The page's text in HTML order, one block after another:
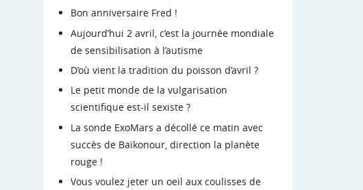
Bon anniversaire Fred !
Aujourd’hui 2 avril, c’est la journée mondiale
de sensibilisation à l’autisme
D’où vient la tradition du poisson d’avril ?
Le petit monde de la vulgarisation
scientifique est-il sexiste ?
La sonde ExoMars a décollé ce matin avec
succès de Baïkonour, direction la planète
rouge !
Vous voulez jeter un oeil aux coulisses de